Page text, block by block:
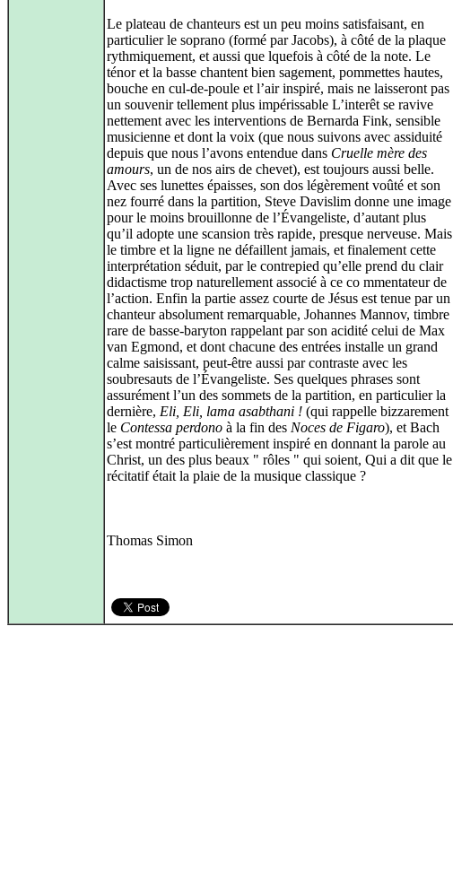
Le plateau de chanteurs est un peu moins satisfaisant, en
particulier le soprano (formé par Jacobs), à côté de la plaque
rythmiquement, et aussi que lquefois à côté de la note. Le
ténor et la basse chantent bien sagement, pommettes hautes,
bouche en cul-de-poule et l’air inspiré, mais ne laisseront pas
un souvenir tellement plus impérissable L’interêt se ravive
nettement avec les interventions de Bernarda Fink, sensible
musicienne et dont la voix (que nous suivons avec assiduité
depuis que nous l’avons entendue dans Cruelle mère des
amours, un de nos airs de chevet), est toujours aussi belle.
Avec ses lunettes épaisses, son dos légèrement voûté et son
nez fourré dans la partition, Steve Davislim donne une image
pour le moins brouillonne de l’Évangeliste, d’autant plus
qu’il adopte une scansion très rapide, presque nerveuse. Mais
le timbre et la ligne ne défaillent jamais, et finalement cette
interprétation séduit, par le contrepied qu’elle prend du clair
didactisme trop naturellement associé à ce co mmentateur de
l’action. Enfin la partie assez courte de Jésus est tenue par un
chanteur absolument remarquable, Johannes Mannov, timbre
rare de basse-baryton rappelant par son acidité celui de Max
van Egmond, et dont chacune des entrées installe un grand
calme saisissant, peut-être aussi par contraste avec les
soubresauts de l’Évangeliste. Ses quelques phrases sont
assurément l’un des sommets de la partition, en particulier la
dernière, Eli, Eli, lama asabthani ! (qui rappelle bizzarement
le Contessa perdono à la fin des Noces de Figaro), et Bach
s’est montré particulièrement inspiré en donnant la parole au
Christ, un des plus beaux " rôles " qui soient, Qui a dit que le
récitatif était la plaie de la musique classique ?
Thomas Simon